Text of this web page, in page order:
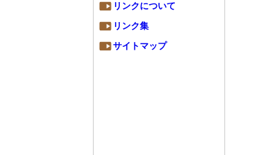
リンクについて
リンク集
サイトマップ